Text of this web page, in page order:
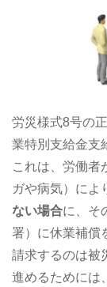
労災様式8号の
業特別支給金支
これは、労働者
ガや病気）によ
ない場合に、そ
署）に休業補償
請求するのは被
進めるためには